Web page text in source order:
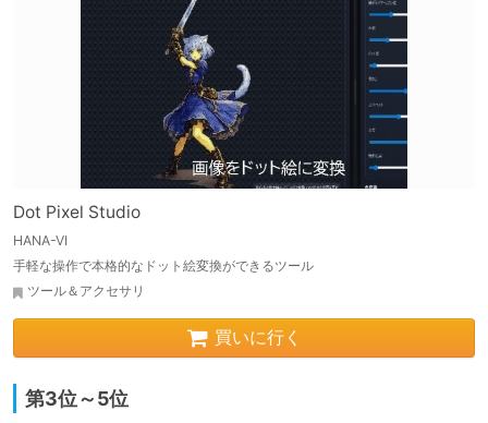
Dot Pixel Studio
HANA-VI
手軽な操作で本格的なドット絵変換ができるツール
ツール＆アクセサリ
買いに行く
第3位～5位